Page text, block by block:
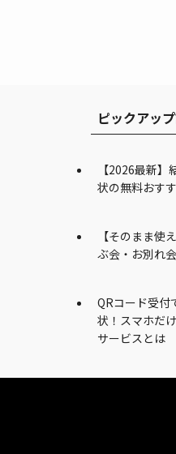
ピックアッ
【2026最新
状の無料おす
【そのまま使
ぶ会・お別れ
QRコード受付
状！スマホだ
サービスとは